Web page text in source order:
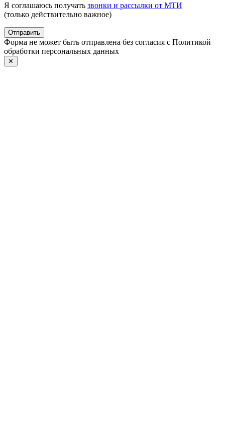
Я соглашаюсь получать звонки и рассылки от МТИ
(только действительно важное)
Отправить
Форма не может быть отправлена без согласия с Политикой
обработки персональных данных
✕